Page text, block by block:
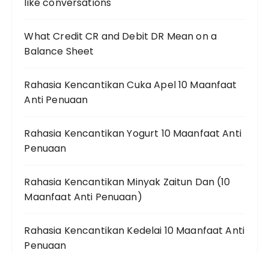
What Credit CR and Debit DR Mean on a
Balance Sheet
Rahasia Kencantikan Cuka Apel 10 Maanfaat
Anti Penuaan
Rahasia Kencantikan Yogurt 10 Maanfaat Anti
Penuaan
Rahasia Kencantikan Minyak Zaitun Dan (10
Maanfaat Anti Penuaan)
Rahasia Kencantikan Kedelai 10 Maanfaat Anti
Penuaan